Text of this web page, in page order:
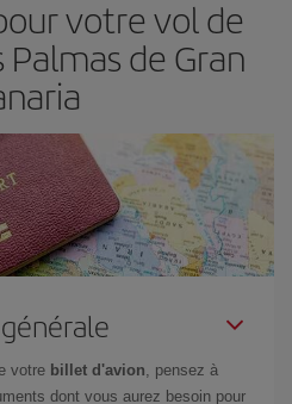
le prix le plus économique.
votre vol de
Palmas de Gran
votre billet d'avion, pensez à
dont vous aurez besoin pour